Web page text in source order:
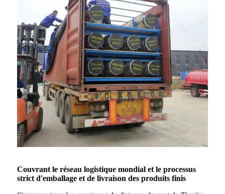
Couvrant le réseau logistique mondial et le processus
strict d'emballage et de livraison des produits finis